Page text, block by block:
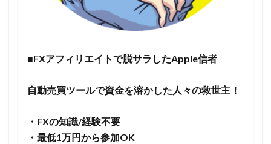
■FXアフィリエイトで脱サラしたApple信者
自動売買ツールで資金を溶かした人々の救世主！
・FXの知識/経験不要
・最低1万円から参加OK